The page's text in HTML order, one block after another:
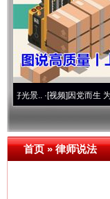
·[视频]因党而生 为党而战——
首页»律师说法